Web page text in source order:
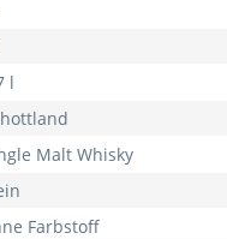
l
Malt Whisky
Farbstoff